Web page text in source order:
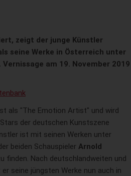
zeigt der junge Künstler
seine Werke in Österreich unter
am 19. November 2019
als "The Emotion Artist" und wird
der deutschen Kunstszene
ist mit seinen Werken unter
beiden Schauspieler Arnold
finden. Nach deutschlandweiten und
seine jüngsten Werke nun auch in